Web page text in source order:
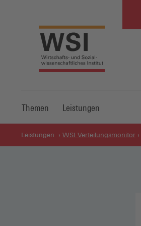
Themen Leistungen
Leistungen WSI Verteilungsmonitor